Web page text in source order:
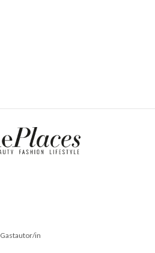
Gastautor/in